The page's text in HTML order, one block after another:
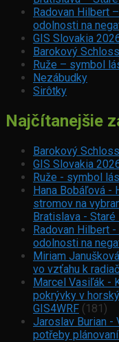
Radovan Hilbert
odolnosti na
GIS Slovakia
Barokový
Ruže – symbol
Nezábudky
Sirôtky
Najčítanejšie
Barokový
GIS Slovakia
Ruže - symbol
Hana Bobáľová -
stromov na
Bratislava -
Radovan Hilbert
odolnosti na
Miriam
vo vzťahu k
Marcel Vasiľák -
pokrývky v
GIS4WRF (181)
Jaroslav Burian -
potřeby